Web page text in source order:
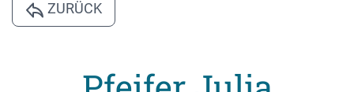
ZURÜCK